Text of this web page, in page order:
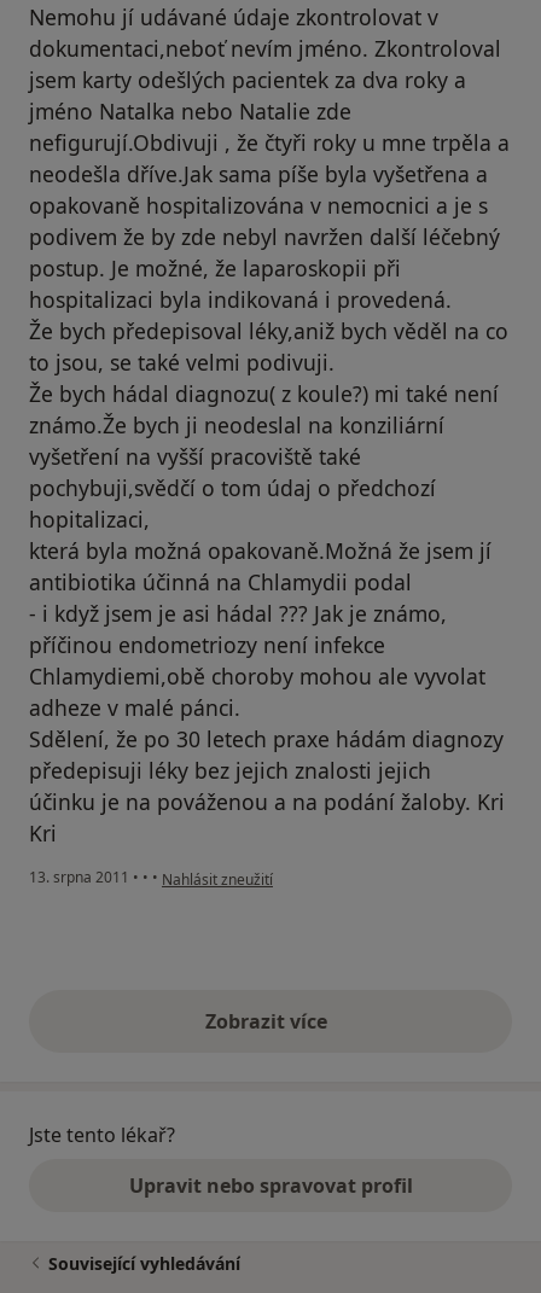
Nemohu jí udávané údaje zkontrolovat v
dokumentaci,neboť nevím jméno. Zkontroloval
jsem karty odešlých pacientek za dva roky a
jméno Natalka nebo Natalie zde
nefigurují.Obdivuji , že čtyři roky u mne trpěla a
neodešla dříve.Jak sama píše byla vyšetřena a
opakovaně hospitalizována v nemocnici a je s
podivem že by zde nebyl navržen další léčebný
postup. Je možné, že laparoskopii při
hospitalizaci byla indikovaná i provedená.
Že bych předepisoval léky,aniž bych věděl na co
to jsou, se také velmi podivuji.
Že bych hádal diagnozu( z koule?) mi také není
známo.Že bych ji neodeslal na konziliární
vyšetření na vyšší pracoviště také
pochybuji,svědčí o tom údaj o předchozí
hopitalizaci,
která byla možná opakovaně.Možná že jsem jí
antibiotika účinná na Chlamydii podal
- i když jsem je asi hádal ??? Jak je známo,
příčinou endometriozy není infekce
Chlamydiemi,obě choroby mohou ale vyvolat
adheze v malé pánci.
Sdělení, že po 30 letech praxe hádám diagnozy
předepisuji léky bez jejich znalosti jejich
účinku je na pováženou a na podání žaloby. Kri
Kri
13. srpna 2011 • • • podle názoru uživatele Pacient
Nahlásit zneužití
Zobrazit vícevýše uvedené názory
Jste tento lékař?
Upravit nebo spravovat profil
Související vyhledávání